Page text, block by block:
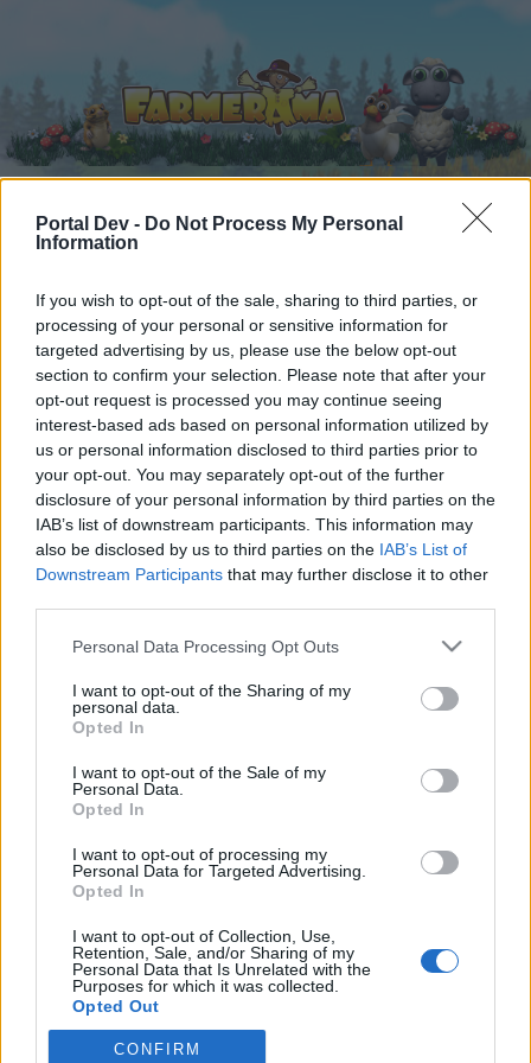
Portal Dev - Do Not Process My Personal
Information
If you wish to opt-out of the sale, sharing to third parties, or
processing of your personal or sensitive information for
targeted advertising by us, please use the below opt-out
section to confirm your selection. Please note that after your
opt-out request is processed you may continue seeing
interest-based ads based on personal information utilized by
us or personal information disclosed to third parties prior to
your opt-out. You may separately opt-out of the further
disclosure of your personal information by third parties on the
IAB’s list of downstream participants. This information may
also be disclosed by us to third parties on the IAB’s List of
Downstream Participants that may further disclose it to other
Personal Data Processing Opt Outs
I want to opt-out of the Sharing of my
personal data.
Opted In
I want to opt-out of the Sale of my
Personal Data.
Opted In
I want to opt-out of processing my
Personal Data for Targeted Advertising.
Opted In
I want to opt-out of Collection, Use,
Retention, Sale, and/or Sharing of my
Personal Data that Is Unrelated with the
Purposes for which it was collected.
Opted Out
CONFIRM
Foren ... >>> die Marktgeier starten wieder durch (9) >>>
Mitglieder, denen der Beitrag #1868
gefällt
Liebe(r) Forum-Leser/in,
wenn Du in diesem Forum aktiv an den
Gesprächen teilnehmen oder eigene Themen
starten möchtest, musst Du Dich bitte zunächst
im Spiel einloggen. Falls Du noch keinen
Spielaccount besitzt, bitte registriere Dich neu.
Wir freuen uns auf Deinen nächsten Besuch in
unserem Forum!„Zum Spiel“
Thema: >>> die Marktgeier starten wieder durch (9) >>>
Bommelchen2
Kaiser des Forums
Beiträge:
8 Mai 2026
Witchbroom
Ausnahmetalent
Beiträge:
U19600
Lebende Forenlegende, weiblich
Beiträge: 14.456 Zustimmungen: 81.139
erna17
Startseite